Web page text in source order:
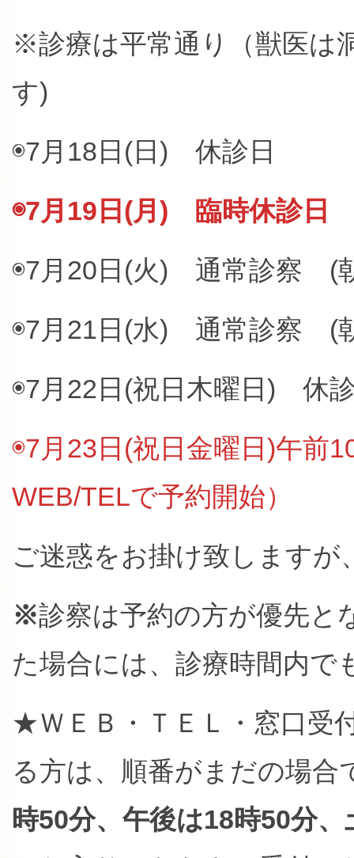
※診療は平常通り（獣医は
す)
◉7月18日(日) 休診日
◉7月19日(月) 臨時休診日
◉7月20日(火) 通常診察 (
◉7月21日(水) 通常診察 (
◉7月22日(祝日木曜日) 休
◉7月23日(祝日金曜日)午前
WEB/TELで予約開始）
ご迷惑をお掛け致しますが
※診察は予約の方が優先と
た場合には、診療時間内で
★ＷＥＢ・ＴＥＬ・窓口受
る方は、順番がまだの場合
時50分、午後は18時50分